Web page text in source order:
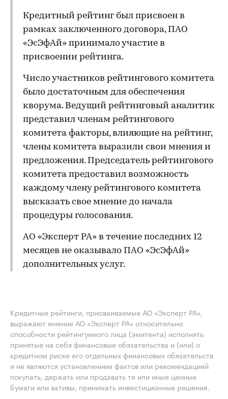
Кредитный рейтинг был присвоен в
рамках заключенного договора, ПАО
«ЭсЭфАй» принимало участие в
присвоении рейтинга.
Число участников рейтингового комитета
было достаточным для обеспечения
кворума. Ведущий рейтинговый аналитик
представил членам рейтингового
комитета факторы, влияющие на рейтинг,
члены комитета выразили свои мнения и
предложения. Председатель рейтингового
комитета предоставил возможность
каждому члену рейтингового комитета
высказать свое мнение до начала
процедуры голосования.
АО «Эксперт РА» в течение последних 12
месяцев не оказывало ПАО «ЭсЭфАй»
дополнительных услуг.
Кредитные рейтинги, присваиваемые АО «Эксперт РА»,
выражают мнение АО «Эксперт РА» относительно
способности рейтингуемого лица (эмитента) исполнять
принятые на себя финансовые обязательства и (или) о
кредитном риске его отдельных финансовых обязательств
и не являются установлением фактов или рекомендацией
покупать, держать или продавать те или иные ценные
бумаги или активы, принимать инвестиционные решения.